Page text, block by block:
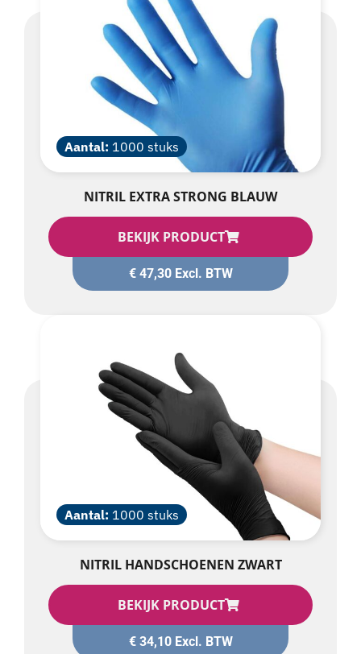
Aantal: 1000 stuks
NITRIL EXTRA STRONG BLAUW
BEKIJK PRODUCT
€47,30Excl. BTW
Aantal: 1000 stuks
NITRIL HANDSCHOENEN ZWART
BEKIJK PRODUCT
€34,10Excl. BTW